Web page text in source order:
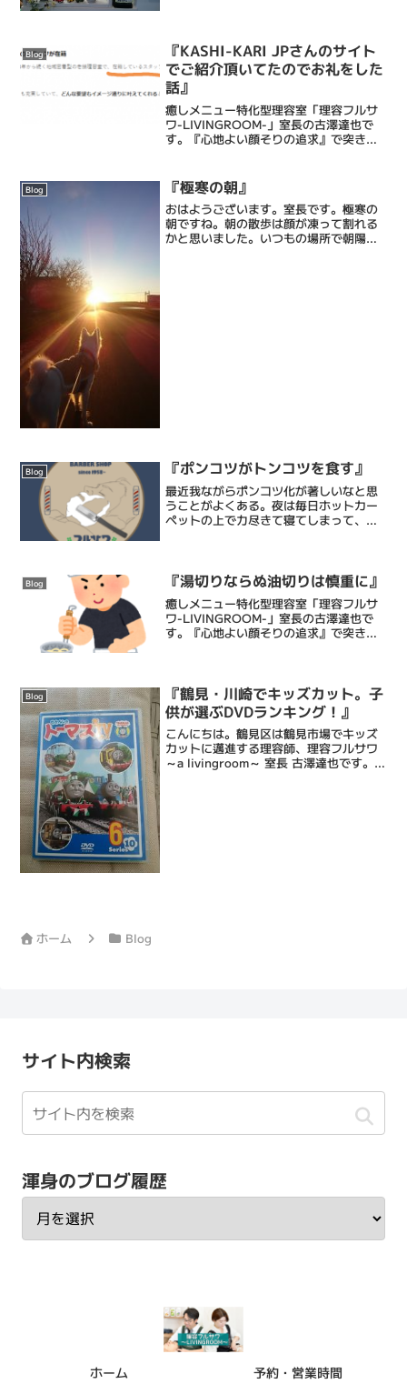
「麦焼酎 古澤」...
Blog
『KASHI-KARI JPさんのサイト
でご紹介頂いてたのでお礼をした
話』
癒しメニュー特化型理容室「理容フルサ
ワ-LIVINGROOM-」室長の古澤達也で
す。『心地よい顔そりの追求』で突き抜
なたにひとときの心地よい癒しと眠りを
もたらし、...
Blog 『極寒の朝』
おはようございます。室長です。極寒の
朝ですね。朝の散歩は顔が凍って割れる
かと思いました。いつもの場所で朝陽を
Blog 『ポンコツがトンコツを食す』
最近我ながらポンコツ化が著しいなと思
うことがよくある。夜は毎日ホットカー
ペットの上で力尽きて寝てしまって、朝
ないでむしろ体重が増えた...
Blog 『湯切りならぬ油切りは慎重に』
癒しメニュー特化型理容室「理容フルサ
ワ-LIVINGROOM-」室長の古澤達也で
す。『心地よい顔そりの追求』で突き抜
もたらし、...
Blog
『鶴見・川崎でキッズカット。子
供が選ぶDVDランキング！』
こんにちは。鶴見区は鶴見市場でキッズ
カットに邁進する理容師、理容フルサワ
～a livingroom～ 室長 古澤達也です。理
ホーム Blog
サイト内検索
渾身のブログ履歴
ホーム 予約・営業時間